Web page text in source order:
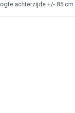
achterzijde +/- 85 cm